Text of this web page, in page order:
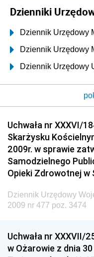
Dzienniki
Dziennik Urzędowy
Dziennik Urzędowy
Dziennik Urzędowy
Dziennik Urzędowy
Elektronicznej
Dziennik Urzędowy
Administracji
Dziennik Urzędowy
Dziennik Urzędowy
Dziennik Urzędowy
Dziennik Urzędowy
Dziennik Urzędowy
Uchwała nr XXXVI/
Skarżysku
2009r. w sprawie
Samodzielnego
Opieki Zdrowotnej w
Dziennik Urzędowy
2009 nr 477 poz. 3474
Uchwała nr XXXVII/
w Ożarowie z dnia